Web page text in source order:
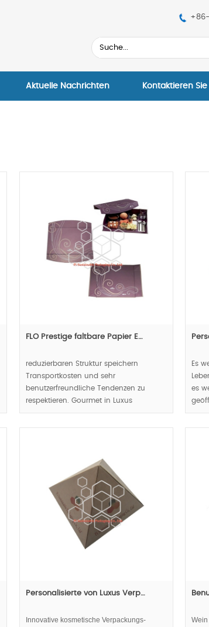
Aktuelle Nachrichten Kontaktieren Sie
FLO Prestige faltbare Papier E…
reduzierbaren Struktur speichern
Transportkosten und sehr
benutzerfreundliche Tendenzen zu
respektieren. Gourmet in Luxus
nachgewiesen werden kann, aber Weg.
Es
es
Personalisierte von Luxus Verp…
Innovative kosmetische Verpackungs-